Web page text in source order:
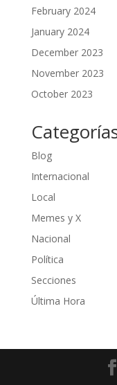
February 2024
January 2024
December 2023
November 2023
October 2023
Blog
Internacional
Local
Memes y X
Nacional
Política
Secciones
Última Hora